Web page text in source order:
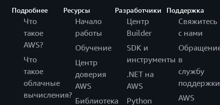
Подробнее
Что
такое
AWS?
Что
такое
облачные
вычисления?
Ресурсы
Начало
работы
Обучение
Центр
доверия
AWS
Библиотека
Разработчики
Центр
Builder
SDK и
инструменты
.NET на
AWS
Python
Поддержка
Свяжитесь
с нами
в
службу
поддержки
AWS